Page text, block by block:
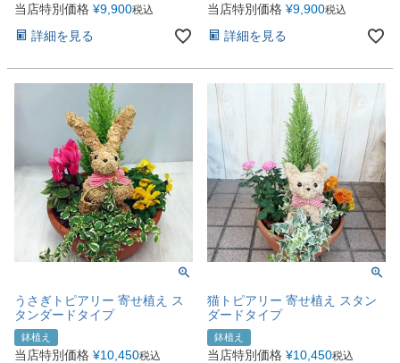
当店特別価格 ¥9,900税込
詳細を見る
当店特別価格 ¥9,900税込
詳細を見る
うさぎトピアリー 寄せ植え ス
タンダードタイプ
鉢植え
当店特別価格 ¥10,450税込
猫トピアリー 寄せ植え スタン
ダードタイプ
鉢植え
当店特別価格 ¥10,450税込